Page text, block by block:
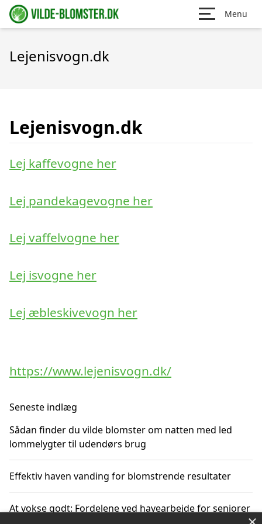
Menu
Lejenisvogn.dk
Lejenisvogn.dk
Lej kaffevogne her
Lej pandekagevogne her
Lej vaffelvogne her
Lej isvogne her
Lej æbleskivevogn her
https://www.lejenisvogn.dk/
Seneste indlæg
Sådan finder du vilde blomster om natten med led
lommelygter til udendørs brug
Effektiv haven vanding for blomstrende resultater
At vokse godt: Fordelene ved havearbejde for seniorer